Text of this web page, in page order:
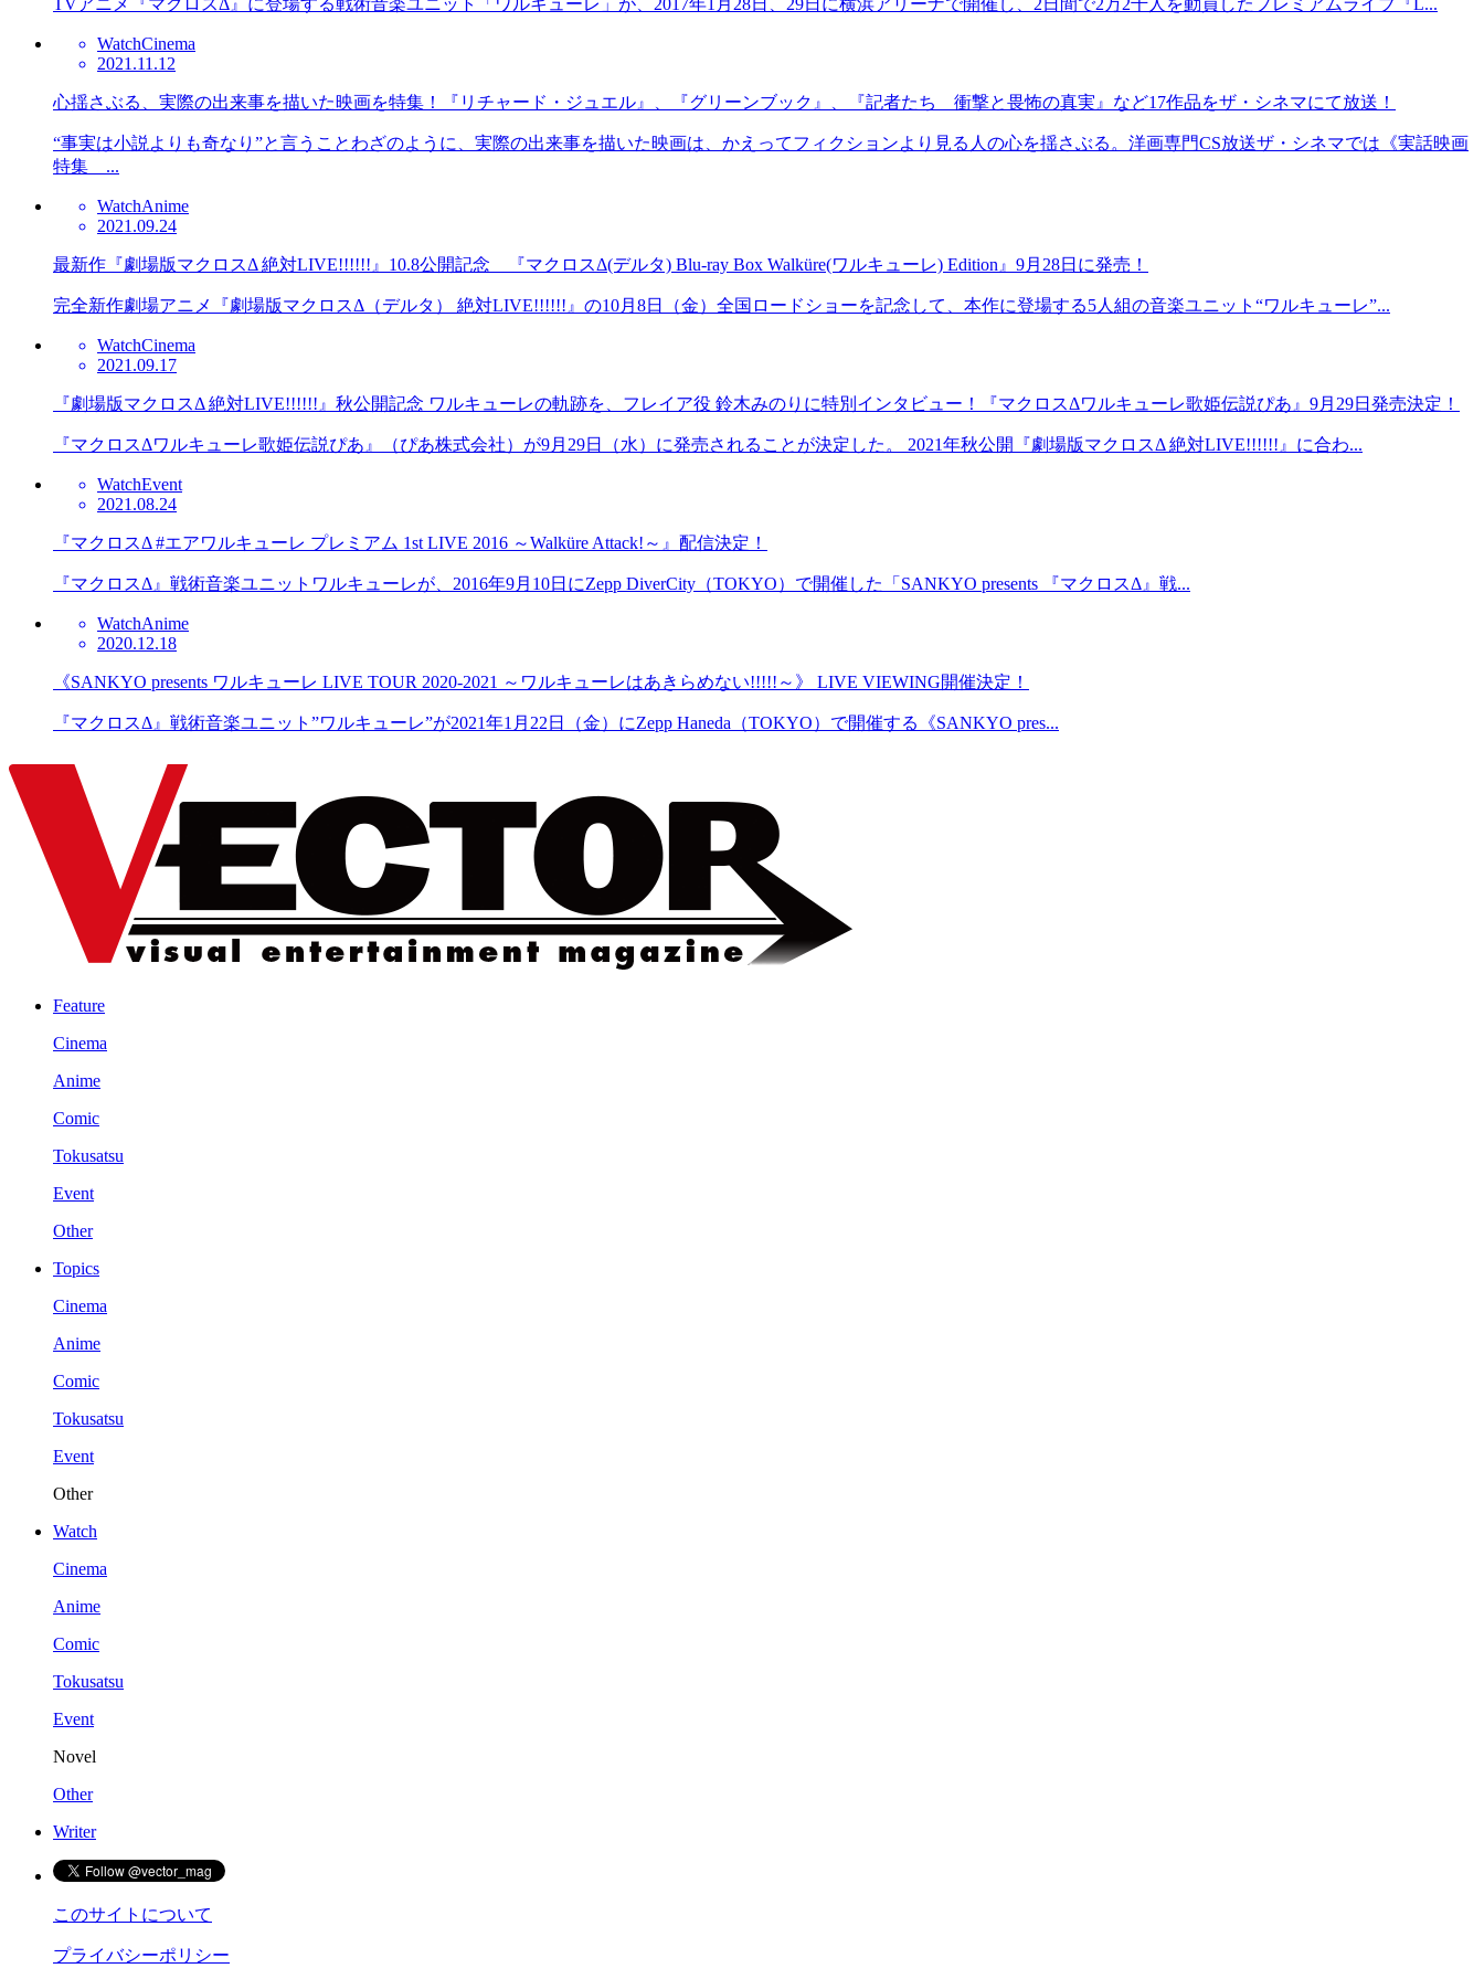
TVアニメ『マクロスΔ』に登場する戦術音楽ユニット「ワルキューレ」が、2017年1月28日、29日に横浜アリーナで開催し、2日間で2万2千人を動員したプレミアムライブ『L...
WatchCinema
2021.11.12
心揺さぶる、実際の出来事を描いた映画を特集！『リチャード・ジュエル』、『グリーンブック』、『記者たち 衝撃と畏怖の真実』など17作品をザ・シネマにて放送！
“事実は小説よりも奇なり”と言うことわざのように、実際の出来事を描いた映画は、かえってフィクションより見る人の心を揺さぶる。洋画専門CS放送ザ・シネマでは《実話映画
特集 ...
WatchAnime
2021.09.24
最新作『劇場版マクロスΔ 絶対LIVE!!!!!!』10.8公開記念 『マクロスΔ(デルタ) Blu-ray Box Walküre(ワルキューレ) Edition』9月28日に発売！
完全新作劇場アニメ『劇場版マクロスΔ（デルタ） 絶対LIVE!!!!!!』の10月8日（金）全国ロードショーを記念して、本作に登場する5人組の音楽ユニット“ワルキューレ”...
WatchCinema
2021.09.17
『劇場版マクロスΔ 絶対LIVE!!!!!!』秋公開記念 ワルキューレの軌跡を、フレイア役 鈴木みのりに特別インタビュー！『マクロスΔワルキューレ歌姫伝説ぴあ』9月29日発売決定！
『マクロスΔワルキューレ歌姫伝説ぴあ』（ぴあ株式会社）が9月29日（水）に発売されることが決定した。 2021年秋公開『劇場版マクロスΔ 絶対LIVE!!!!!!』に合わ...
WatchEvent
2021.08.24
『マクロスΔ #エアワルキューレ プレミアム 1st LIVE 2016 ～Walküre Attack!～』配信決定！
『マクロスΔ』戦術音楽ユニットワルキューレが、2016年9月10日にZepp DiverCity（TOKYO）で開催した「SANKYO presents 『マクロスΔ』戦...
WatchAnime
2020.12.18
《SANKYO presents ワルキューレ LIVE TOUR 2020-2021 ～ワルキューレはあきらめない!!!!!～》 LIVE VIEWING開催決定！
『マクロスΔ』戦術音楽ユニット”ワルキューレ”が2021年1月22日（金）にZepp Haneda（TOKYO）で開催する《SANKYO pres...
Feature
Cinema
Anime
Comic
Tokusatsu
Event
Other
Topics
Cinema
Anime
Comic
Tokusatsu
Event
Other
Watch
Cinema
Anime
Comic
Tokusatsu
Event
Novel
Other
Writer
このサイトについて
プライバシーポリシー